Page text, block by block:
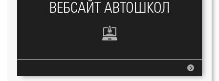
ВЕБСАЙТ АВТОШКОЛ